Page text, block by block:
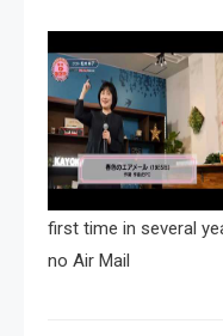
first time in several
no Air Mail